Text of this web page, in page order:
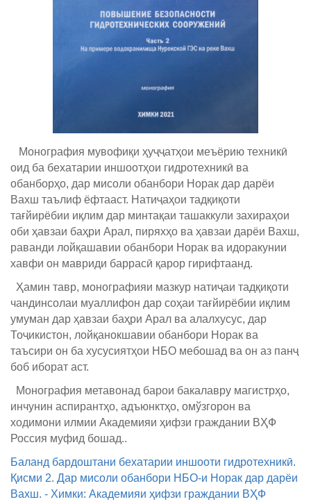
Монография мувофиқи ҳуҷҷатҳои меъёрию техникӣ
оид ба бехатарии иншоотҳои гидротехникӣ ва
обанборҳо, дар мисоли обанбори Норак дар дарёи
Вахш таълиф ёфтааст. Натиҷаҳои тадқиқоти
тағйирёбии иқлим дар минтақаи ташаккули захираҳои
оби ҳавзаи баҳри Арал, пиряхҳо ва ҳавзаи дарёи Вахш,
раванди лойқашавии обанбори Норак ва идоракунии
хавфи он мавриди баррасӣ қарор гирифтаанд.
Ҳамин тавр, монографияи мазкур натиҷаи тадқиқоти
чандинсолаи муаллифон дар соҳаи тағйирёбии иқлим
умуман дар ҳавзаи баҳри Арал ва алалхусус, дар
Тоҷикистон, лойқанокшавии обанбори Норак ва
таъсири он ба хусусиятҳои НБО мебошад ва он аз панҷ
боб иборат аст.
Монография метавонад барои бакалавру магистрҳо,
инчунин аспирантҳо, адъюнктҳо, омўзгорон ва
ходимони илмии Академияи ҳифзи граждании ВҲФ
Россия муфид бошад..
Баланд бардоштани бехатарии иншооти гидротехникӣ.
Қисми 2. Дар мисоли обанбори НБО-и Норак дар дарёи
Вахш. - Химки: Академияи ҳифзи граждании ВҲФ